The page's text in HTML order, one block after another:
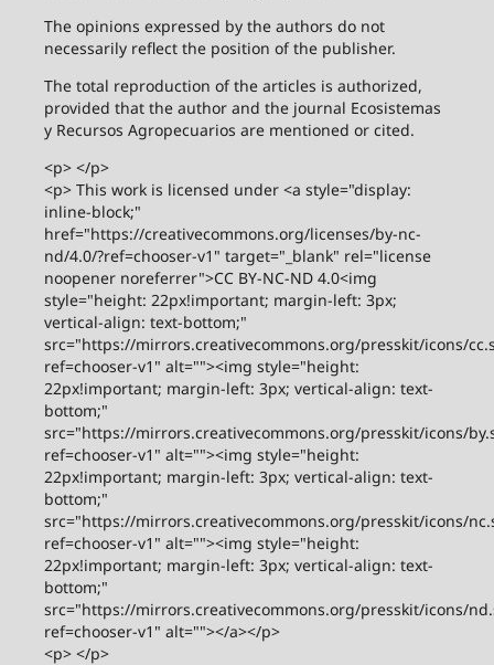
The opinions expressed by the authors do not
necessarily reflect the position of the publisher.
The total reproduction of the articles is authorized,
provided that the author and the journal Ecosistemas
y Recursos Agropecuarios are mentioned or cited.
<p> </p>
<p> This work is licensed under <a style="display:
inline-block;"
href="https://creativecommons.org/licenses/by-nc-
nd/4.0/?ref=chooser-v1" target="_blank" rel="license
noopener noreferrer">CC BY-NC-ND 4.0<img
style="height: 22px!important; margin-left: 3px;
vertical-align: text-bottom;"
src="https://mirrors.creativecommons.org/presskit/icons/
ref=chooser-v1" alt=""><img style="height:
22px!important; margin-left: 3px; vertical-align: text-
bottom;"
src="https://mirrors.creativecommons.org/presskit/icons/
ref=chooser-v1" alt=""><img style="height:
22px!important; margin-left: 3px; vertical-align: text-
bottom;"
src="https://mirrors.creativecommons.org/presskit/icons/
ref=chooser-v1" alt=""><img style="height:
22px!important; margin-left: 3px; vertical-align: text-
bottom;"
src="https://mirrors.creativecommons.org/presskit/icons/
ref=chooser-v1" alt=""></a></p>
<p> </p>